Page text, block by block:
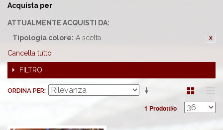
Acquista per
ATTUALMENTE ACQUISTI DA:
Tipologia colore: A scelta
Cancella tutto
FILTRO
ORDINA PER
1 Prodotti/o